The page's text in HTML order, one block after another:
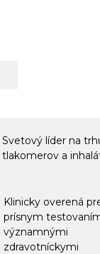
Svetový líder na
tlakomerov a
Klinicky overená
prísnym
významnými
zdravotníckymi